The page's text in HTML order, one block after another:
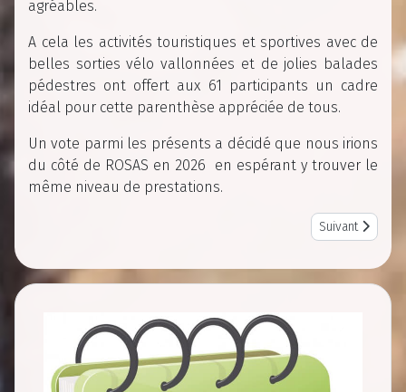
agréables.
A cela les activités touristiques et sportives avec de
belles sorties vélo vallonnées et de jolies balades
pédestres ont offert aux 61 participants un cadre
idéal pour cette parenthèse appréciée de tous.
Un vote parmi les présents a décidé que nous irions
du côté de ROSAS en 2026 en espérant y trouver le
même niveau de prestations.
Next article:
Suivant